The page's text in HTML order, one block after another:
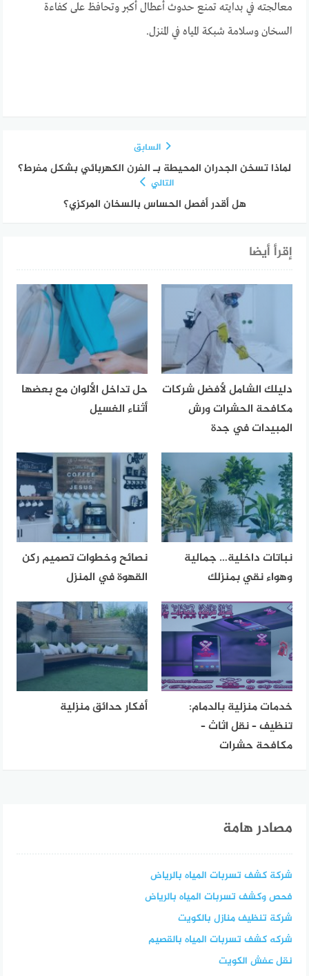
معالجته في بدايته تمنع حدوث أعطال أكبر وتحافظ على كفاءة
السخان وسلامة شبكة المياه في المنزل.
السابق
لماذا تسخن الجدران المحيطة بـ الفرن الكهربائي بشكل مفرط؟
التالي
هل أقدر أفصل الحساس بالسخان المركزي؟
إقرأ أيضا
دليلك الشامل لأفضل شركات
مكافحة الحشرات ورش
المبيدات في جدة
حل تداخل الألوان مع بعضها
أثناء الغسيل
نباتات داخلية… جمالية
وهواء نقي بمنزلك
نصائح وخطوات تصميم ركن
القهوة في المنزل
خدمات منزلية بالدمام:
تنظيف – نقل اثاث –
مكافحة حشرات
أفكار حدائق منزلية
مصادر هامة
شركة كشف تسربات المياه بالرياض
فحص وكشف تسربات المياه بالرياض
شركة تنظيف منازل بالكويت
شركه كشف تسربات المياه بالقصيم
نقل عفش الكويت